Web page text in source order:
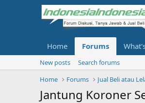
Home Forums
New posts
Search forums
Home
Forums Jual Beli atau
Jantung Koroner